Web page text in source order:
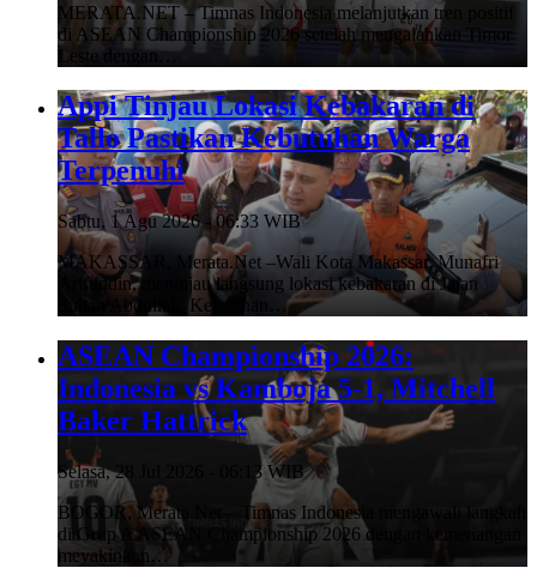
MERATA.NET – Timnas Indonesia melanjutkan tren positif
di ASEAN Championship 2026 setelah mengalahkan Timor
Leste dengan…
Appi Tinjau Lokasi Kebakaran di
Tallo Pastikan Kebutuhan Warga
Terpenuhi
Sabtu, 1 Agu 2026 - 06:33 WIB
MAKASSAR, Merata.Net –Wali Kota Makassar, Munafri
Arifuddin, meninjau langsung lokasi kebakaran di Jalan
Sultan Abdullah, Kelurahan…
ASEAN Championship 2026:
Indonesia vs Kamboja 5-1, Mitchell
Baker Hattrick
Selasa, 28 Jul 2026 - 06:13 WIB
BOGOR, Merata.Net – Timnas Indonesia mengawali langkah
di Grup A ASEAN Championship 2026 dengan kemenangan
meyakinkan…